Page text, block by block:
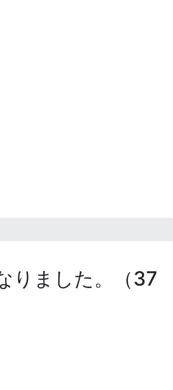
りました。（37